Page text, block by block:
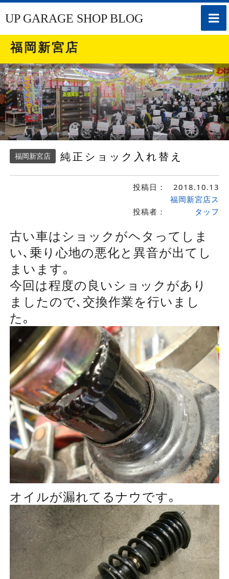
toggle
UP GARAGE SHOP BLOG
福岡新宮店
福岡新宮店 純正ショック入れ替え
投稿日： 2018.10.13
投稿者：
福岡新宮店ス
タッフ
古い車はショックがヘタってしま
い､乗り心地の悪化と異音が出てし
まいます｡
今回は程度の良いショックがあり
ましたので､交換作業を行いまし
た｡
オイルが漏れてるナウです｡